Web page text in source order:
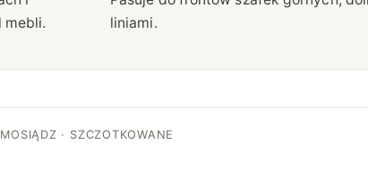
C
mebli.
liniami.
· SZCZOTKOWANE